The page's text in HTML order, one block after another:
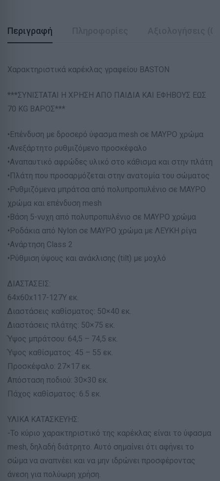
Περιγραφή
Χαρακτηριστικά καρέκλας γραφείου BASTON
***ΣΥΝΙΣΤΑΤΑΙ Η ΧΡΗΣΗ ΑΠΟ ΠΑΙΔΙΑ ΚΑΙ ΕΦΗΒΟΥΣ ΕΩΣ
70 KG ΒΑΡΟΣ***
•Επένδυση με δροσερό ύφασμα mesh σε ΜΑΥΡΟ χρώμα
•Ανεξάρτητο ρυθμιζόμενο προσκέφαλο
•Αναπαυτικό αφρώδες υλικό στο κάθισμα και στην πλάτη
•Πλάτη που προσαρμόζεται στην ανατομία του σώματος
•Ρυθμιζόμενα μπράτσα από πολυπροπυλένιο σε ΜΑΥΡΟ
χρώμα και επένδυση mesh
•Βάση 5-νυχη από πολυπροπυλένιο σε ΜΑΥΡΟ χρώμα
•Ροδάκια από Nylon σε ΜΑΥΡΟ χρώμα με ΛΕΥΚΗ ρίγα
•Ανάρτηση Class 2
•Ρύθμιση ύψους και ανάκλισης (tilt) με μοχλό
ΔΙΑΣΤΑΣΕΙΣ:
64x60x117-127Υ εκ.
Διαστάσεις καθίσματος: 50×40 εκ.
Διαστάσεις πλάτης: 50×75 εκ.
Ύψος μπράτσου: 64,5 – 74,5 εκ.
Ύψος καθίσματος: 45 – 55 εκ.
Προσκέφαλο: 27×17 εκ.
Απόσταση ποδιού: 30×30 εκ.
Πάχος καθίσματος: 6.5 εκ.
ΥΛΙΚΑ ΚΑΤΑΣΚΕΥΗΣ:
-Το κύριο χαρακτηριστικό της καρέκλας είναι το ύφασμα
mesh, δηλαδή διάτρητο. Αυτό σημαίνει ότι αφήνει το
σώμα να αναπνέει και να μην ιδρώνει προσφέροντας
άνεση για πολύωρη χρήση.